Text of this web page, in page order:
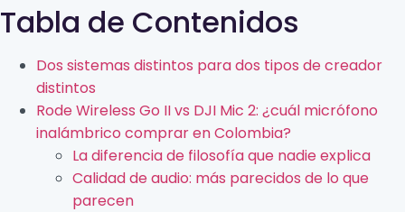
Tabla de Contenidos
Dos sistemas distintos para dos tipos de creador
distintos
Rode Wireless Go II vs DJI Mic 2: ¿cuál micrófono
inalámbrico comprar en Colombia?
La diferencia de filosofía que nadie explica
Calidad de audio: más parecidos de lo que
parecen